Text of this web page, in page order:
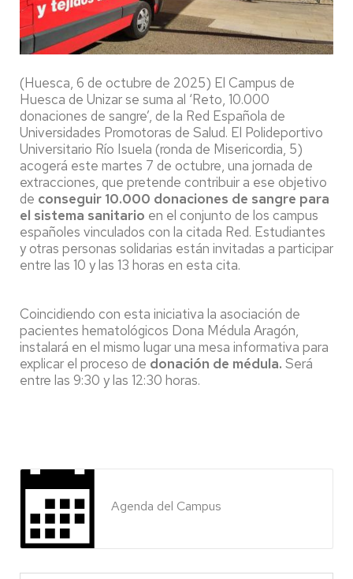
(Huesca, 6 de octubre de 2025) El Campus de
Huesca de Unizar se suma al ‘Reto, 10.000
donaciones de sangre’, de la Red Española de
Universidades Promotoras de Salud. El Polideportivo
Universitario Río Isuela (ronda de Misericordia, 5)
acogerá este martes 7 de octubre, una jornada de
extracciones, que pretende contribuir a ese objetivo
de conseguir 10.000 donaciones de sangre para
el sistema sanitario en el conjunto de los campus
españoles vinculados con la citada Red. Estudiantes
y otras personas solidarias están invitadas a participar
entre las 10 y las 13 horas en esta cita.
Coincidiendo con esta iniciativa la asociación de
pacientes hematológicos Dona Médula Aragón,
instalará en el mismo lugar una mesa informativa para
explicar el proceso de donación de médula. Será
entre las 9:30 y las 12:30 horas.
Agenda del Campus